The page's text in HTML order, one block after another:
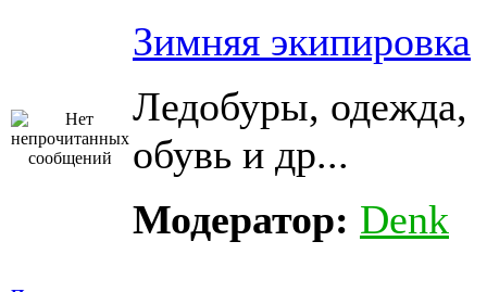
Зимняя экипировка
Ледобуры, одежда,
обувь и др...
Модератор: Denk